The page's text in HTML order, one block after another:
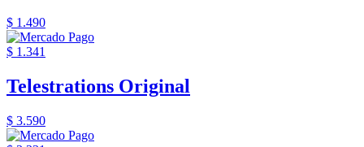
$ 1.490
$ 1.341
Telestrations Original
$ 3.590